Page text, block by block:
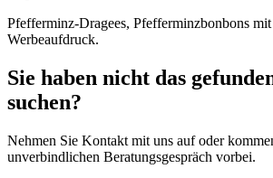
Pfefferminz-Dragees, Pfefferminzbonbons
Werbeaufdruck.
Sie haben nicht das
suchen?
Nehmen Sie Kontakt mit uns auf oder
unverbindlichen Beratungsgespräch vorbei.